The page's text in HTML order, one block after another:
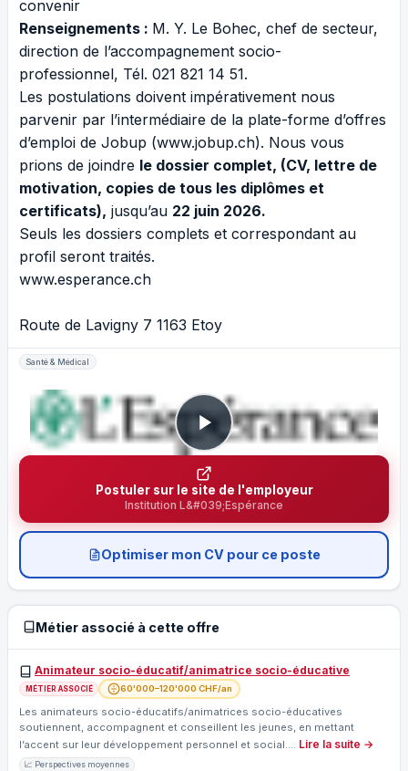
convenir
Renseignements : M. Y. Le Bohec, chef de secteur,
direction de l’accompagnement socio-
professionnel, Tél. 021 821 14 51.
Les postulations doivent impérativement nous
parvenir par l’intermédiaire de la plate-forme d’offres
d’emploi de Jobup (www.jobup.ch). Nous vous
prions de joindre le dossier complet, (CV, lettre de
motivation, copies de tous les diplômes et
certificats), jusqu’au 22 juin 2026.
Seuls les dossiers complets et correspondant au
profil seront traités.
www.esperance.ch
Route de Lavigny 7 1163 Etoy
Santé & Médical
Postuler sur le site de l'employeur
Institution L&#039;Espérance
Optimiser mon CV pour ce poste
Métier associé à cette offre
Animateur socio-éducatif/animatrice socio-éducative
MÉTIER ASSOCIÉ 60'000–120'000 CHF/an
Les animateurs socio-éducatifs/animatrices socio-éducatives
soutiennent, accompagnent et conseillent les jeunes, en mettant
l’accent sur leur développement personnel et social.… Lire la suite →
📈 Perspectives moyennes